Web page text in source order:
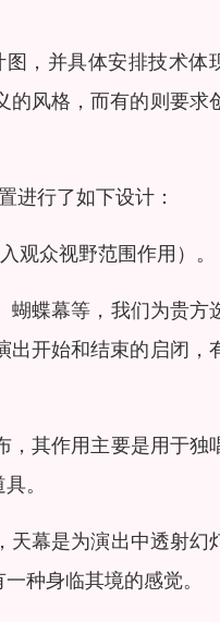
，并具体安排技术体
的风格，而有的则要求
进行了如下设计：
观众视野范围作用）。
蝴蝶幕等，我们为贵方
出开始和结束的启闭，
，其作用主要是用于独
。
天幕是为演出中透射幻
种身临其境的感觉。